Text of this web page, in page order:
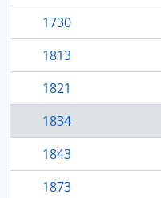
1730
1813
1821
1834
1843
1873